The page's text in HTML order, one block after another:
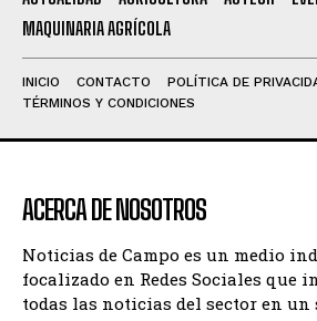
MAQUINARIA AGRÍCOLA
INICIO CONTACTO
POLÍTICA DE
TÉRMINOS Y CONDICIONES
ACERCA DE NOSOTROS
Noticias de Campo es un medio
focalizado en Redes Sociales que
todas las noticias del sector en un